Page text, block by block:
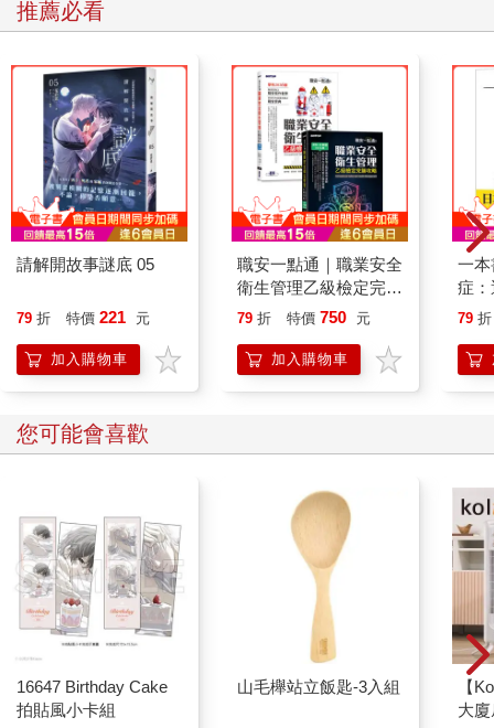
推薦必看
請解開故事謎底 05
79 折 特價 221 元
加入購物車
職安一點通｜職業安全
衛生管理乙級檢定完勝
攻略｜2026版(套書)
79 折 特價 750 元
加入購物車
一
症
開
的
79 折
您可能會喜歡
16647 Birthday Cake
拍貼風小卡組
山毛櫸站立飯匙-3入組
【
大